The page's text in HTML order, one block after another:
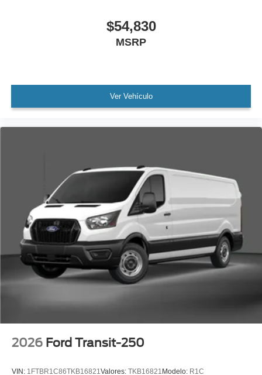
$54,830
MSRP
Ver Vehículo
2026 Ford Transit-250
VIN: 1FTBR1C86TKB16821Valores: TKB16821 Modelo: R1C